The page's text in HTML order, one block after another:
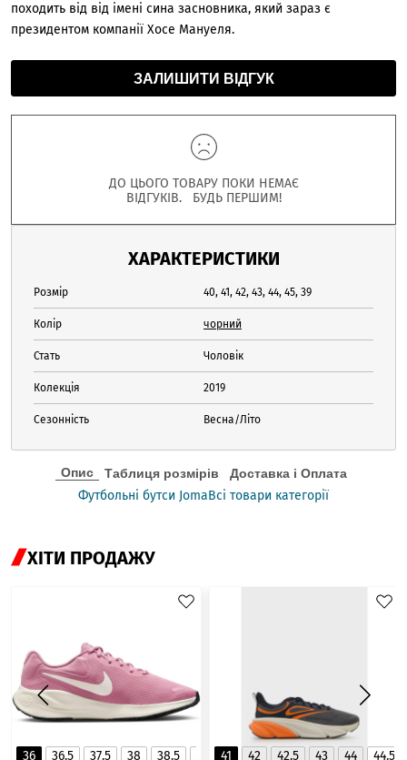
походить від від імені сина засновника, який зараз є
президентом компанії Хосе Мануеля.
ЗАЛИШИТИ ВІДГУК
ДО ЦЬОГО ТОВАРУ ПОКИ НЕМАЄ
ВІДГУКІВ. БУДЬ ПЕРШИМ!
ХАРАКТЕРИСТИКИ
Розмір 40, 41, 42, 43, 44, 45, 39
Колір чорний
Стать Чоловік
Колекція 2019
Сезонність Весна/Літо
Опис Таблиця розмірів Доставка і Оплата
Футбольні бутси JomaВсі товари категорії
ХІТИ ПРОДАЖУ
36 36.5 37.5 38 38.5 40 40.5
41
41 42 42.5 43 44 44.5